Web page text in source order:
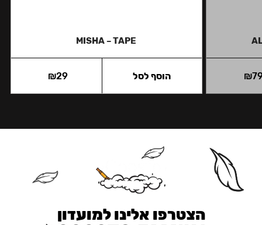
₪
MISHA – TAPE
₪29 הוסף לסל
הצטרפו אלינו למועדון